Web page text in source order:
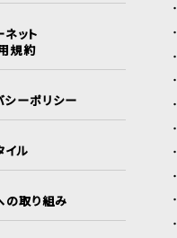
ネット
規約
シーポリシー
イル
の取り組み